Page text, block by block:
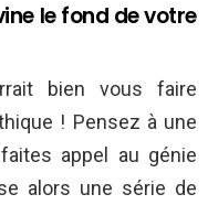
le fond de votre
bien vous faire
! Pensez à une
appel au génie
alors une série de